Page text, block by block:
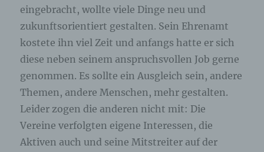
eingebracht, wollte viele Dinge neu und
zukunftsorientiert gestalten. Sein Ehrenamt
kostete ihn viel Zeit und anfangs hatte er sich
diese neben seinem anspruchsvollen Job gerne
genommen. Es sollte ein Ausgleich sein, andere
Themen, andere Menschen, mehr gestalten.
Leider zogen die anderen nicht mit: Die
Vereine verfolgten eigene Interessen, die
Aktiven auch und seine Mitstreiter auf der